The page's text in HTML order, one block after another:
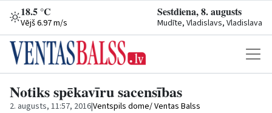
18.5 °C
Vējš 6.97 m/s
Sestdiena, 8. augusts
Mudīte, Vladislavs, Vladislava
Notiks spēkavīru sacensības
2. augusts, 11:57, 2016|Ventspils dome/ Ventas Balss